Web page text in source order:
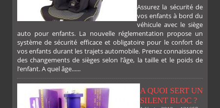
Assurez la sécurité de
vos enfants à bord du
véhicule avec le siège
auto pour enfants. La nouvelle réglementation propose un
système de sécurité efficace et obligatoire pour le confort de
vos enfants durant les trajets automobile. Prenez connaissance
des changements de sièges selon l’âge, la taille et le poids de
l’enfant. A quel âge......
A QUOI SERT UN
SILENT BLOC ?